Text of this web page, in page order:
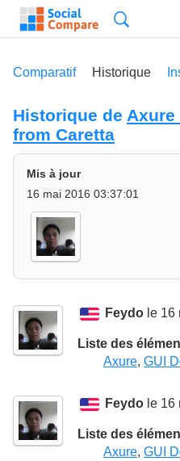
Comparatif Historique
Historique de Axure
from Caretta
Mis à jour
16 mai 2016 03:37:01
Feydo le 16
Liste des
Axure, GUI
Feydo le 16
Liste des
Axure, GUI